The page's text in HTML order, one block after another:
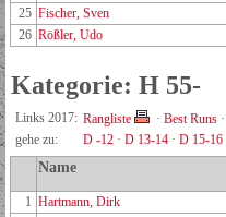
25 Fischer, Sven
26 Rößler, Udo
Kategorie: H 55-
Links 2017: Rangliste · Best Runs ·
gehe zu:
D -12 · D 13-14 · D 15-16
Name
1 Hartmann, Dirk